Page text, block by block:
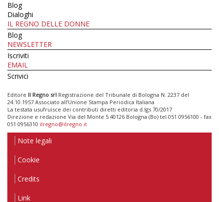
Blog
Dialoghi
IL REGNO DELLE DONNE
Blog
NEWSLETTER
Iscriviti
EMAIL
Scrivici
Editore Il Regno srl Registrazione del Tribunale di Bologna N. 2237 del
24.10.1957 Associato all’Unione Stampa Periodica Italiana
La testata usufruisce dei contributi diretti editoria d.lgs 70/2017
Direzione e redazione Via del Monte 5 40126 Bologna (Bo) tel 051 0956100 - fax
051 0956310 ilregno@ilregno.it
Note legali
Cookie
Credits
Link